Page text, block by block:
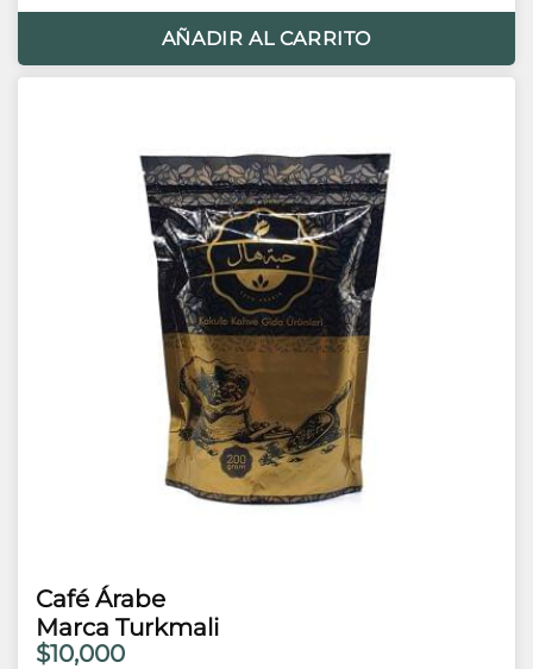
AÑADIR AL CARRITO
Café Árabe
Marca Turkmali
$10,000